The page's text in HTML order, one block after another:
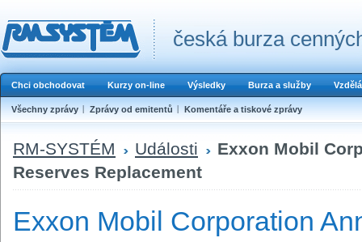
česká burza
Chci obchodovat Kurzy on-line Výsledky Burza a služby
Všechny zprávy Zprávy od emitentů Komentáře a tiskové zprávy
RM-SYSTÉM Události
Exxon Mobil
Reserves Replacement
Exxon Mobil Corporation